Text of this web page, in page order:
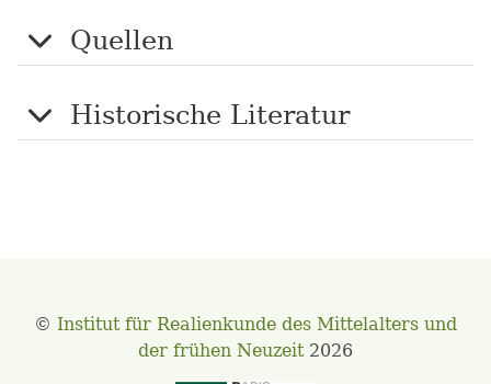
Quellen
Historische Literatur
© Institut für Realienkunde des Mittelalters und
der frühen Neuzeit2026